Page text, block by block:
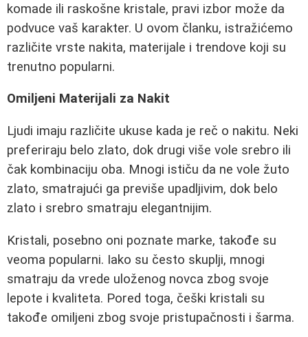
komade ili raskošne kristale, pravi izbor može da
podvuce vaš karakter. U ovom članku, istražićemo
različite vrste nakita, materijale i trendove koji su
trenutno popularni.
Omiljeni Materijali za Nakit
Ljudi imaju različite ukuse kada je reč o nakitu. Neki
preferiraju belo zlato, dok drugi više vole srebro ili
čak kombinaciju oba. Mnogi ističu da ne vole žuto
zlato, smatrajući ga previše upadljivim, dok belo
zlato i srebro smatraju elegantnijim.
Kristali, posebno oni poznate marke, takođe su
veoma popularni. Iako su često skuplji, mnogi
smatraju da vrede uloženog novca zbog svoje
lepote i kvaliteta. Pored toga, češki kristali su
takođe omiljeni zbog svoje pristupačnosti i šarma.